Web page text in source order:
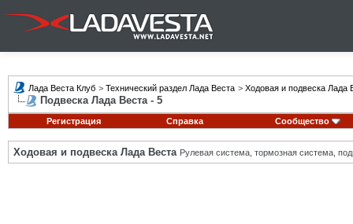
Лада Веста Клуб > Технический раздел Лада Веста > Ходовая и подвеска Лада
Подвеска Лада Веста - 5
Регистрация Справка Сообщество
Ходовая и подвеска Лада Веста Рулевая система, тормозная система,